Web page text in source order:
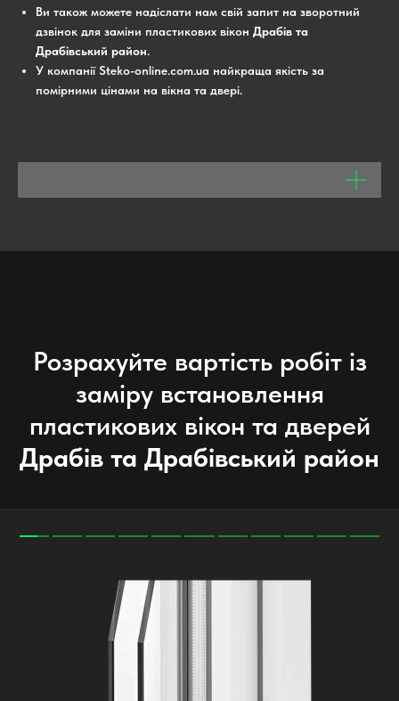
Ви також можете надіслати нам свій запит на зворотний
дзвінок для заміни пластикових вікон Драбів та
Драбівський район.
У компанії Steko-online.com.ua найкраща якість за
помірними цінами на вікна та двері.
Розрахуйте вартість робіт із
заміру встановлення
пластикових вікон та дверей
Драбів та Драбівський район